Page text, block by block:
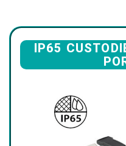
IP65